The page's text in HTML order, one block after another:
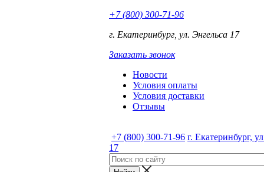
+7 (800) 300-71-96
г. Екатеринбург, ул. Энгельса 17
Заказать звонок
Новости
Условия оплаты
Условия доставки
Отзывы
+7 (800) 300-71-96 г. Екатеринбург,
17